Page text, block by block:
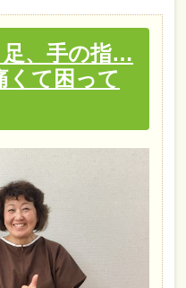
足、手の指…
くて困って